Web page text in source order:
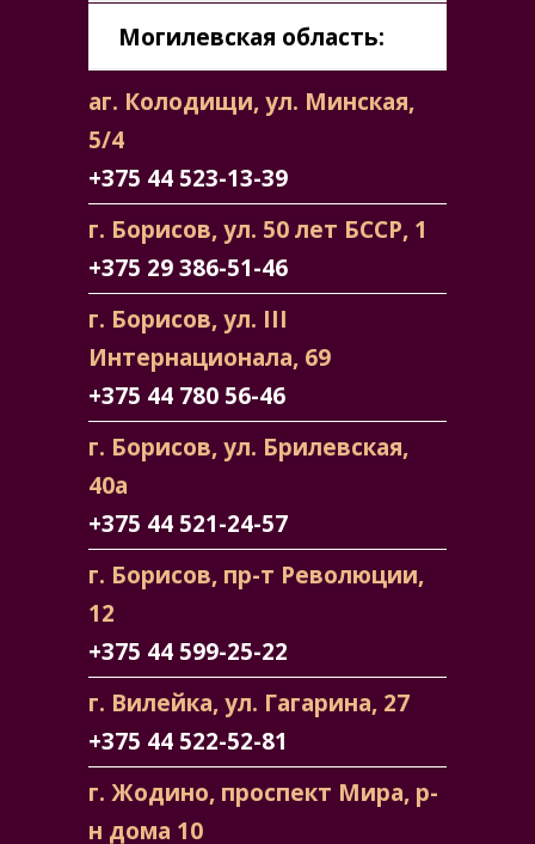
Могилевская область:
аг. Колодищи, ул. Минская,
5/4
+375 44 523-13-39
г. Борисов, ул. 50 лет БССР, 1
+375 29 386-51-46
г. Борисов, ул. III
Интернационала, 69
+375 44 780 56-46
г. Борисов, ул. Брилевская,
40а
+375 44 521-24-57
г. Борисов, пр-т Революции,
12
+375 44 599-25-22
г. Вилейка, ул. Гагарина, 27
+375 44 522-52-81
г. Жодино, проспект Мира, р-
н дома 10